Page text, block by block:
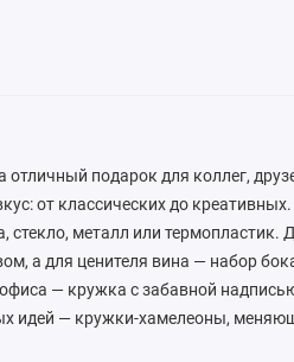
отличный подарок для коллег,
от классических до
стекло, металл или термопластик.
а для ценителя вина — набор
— кружка с забавной
идей — кружки-хамелеоны,